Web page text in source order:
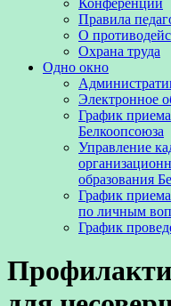
Конференции
Правила
О
Охрана труда
Одно окно
Электронное
График
Белкоопсоюза
Управление
образования
График
по личным
График